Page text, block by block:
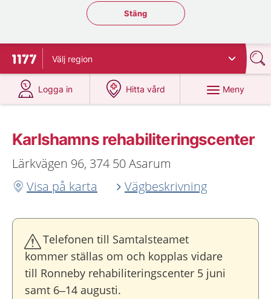
Stäng regionsväljaren
Stäng
Till startsidan för 1177
Välj region
Logga in
på 1177.se
Hitta vård
på 1177.se
Meny
Karlshamns rehabiliteringscenter
Lärkvägen 96, 374 50 Asarum
Visa på karta
Vägbeskrivning
Telefonen till Samtalsteamet
kommer ställas om och kopplas vidare
till Ronneby rehabiliteringscenter 5 juni
samt 6–14 augusti.